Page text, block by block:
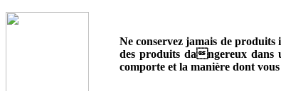
Ne conservez jamais de
des produits dangereux dans
comporte et la manière dont